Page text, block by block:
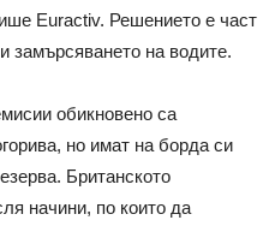
Euractiv. Решението е част
замърсяването на водите.
обикновено са
но имат на борда си
Британското
начини, по които да